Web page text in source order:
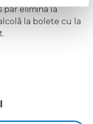
par eliminâ la
la bolete cu la